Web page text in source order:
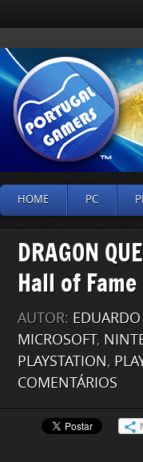
HOME PC
DRAGON
Hall of Fame
AUTOR:
MICROSOFT,
PLAYSTATION,
COMENTÁRIOS